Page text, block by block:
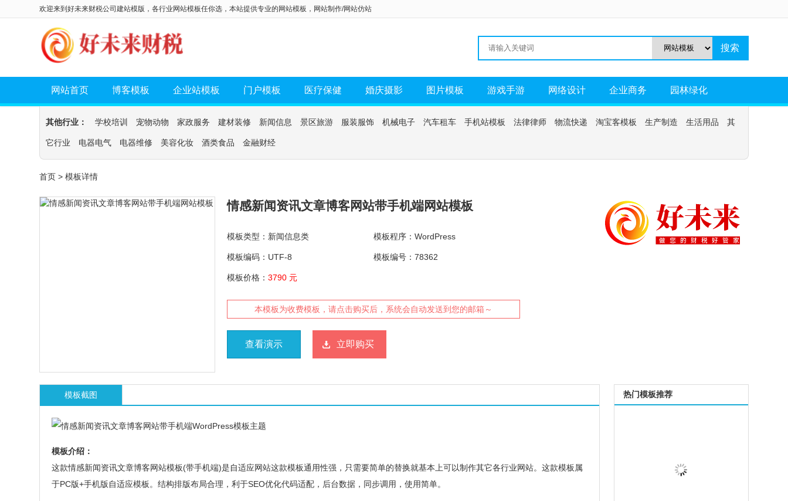
欢迎来到好未来财税公司建站模版，各行业网站模板任你选，本站提供专业的 网站模板 ， 网站制作/网站仿站
网站首页 博客模板 企业站模板 门户模板 医疗保健 婚庆摄影 图片模板 游戏手游 网络设计 企业商务 园林绿化
其他行业： 学校培训 宠物动物 家政服务 建材装修 新闻信息 景区旅游 服装服饰 机械电子 汽车租车 手机站模板 法律律师 物流快递 淘宝客模板 生产制造 生活用品 其
它行业 电器电气 电器维修 美容化妆 酒类食品 金融财经
首页 > 模板详情
情感新闻资讯文章博客网站带手机端网站模板
模板类型：新闻信息类 模板程序：WordPress
模板编码：UTF-8 模板编号：78362
模板价格： 3790 元
本模板为收费模板，请点击购买后，系统会自动发送到您的邮箱～
查看演示 立即购买
模板截图
模板介绍：
这款情感新闻资讯文章博客网站模板(带手机端)是自适应网站这款模板通用性强，只需要简单的替换就基本上可以制作其它各行业网站。这款模板属
于PC版+手机版自适应模板。结构排版布局合理，利于SEO优化代码适配，后台数据，同步调用，使用简单。
热门模板推荐